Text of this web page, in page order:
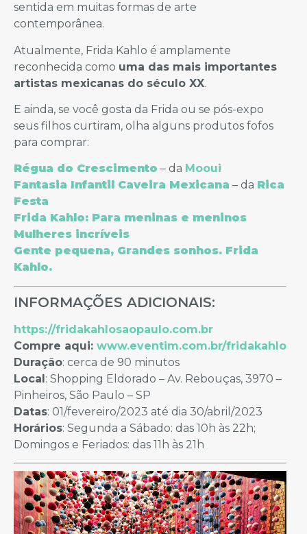
sentida em muitas formas de arte
contemporânea.
Atualmente, Frida Kahlo é amplamente
reconhecida como uma das mais importantes
artistas mexicanas do século XX.
E ainda, se você gosta da Frida ou se pós-expo
seus filhos curtiram, olha alguns produtos fofos
para comprar:
Régua do Crescimento – da Mooui
Fantasia Infantil Caveira Mexicana – da Rica
Festa
Frida Kahlo: Para meninas e meninos
Mulheres incríveis
Gente pequena, Grandes sonhos. Frida
Kahlo.
INFORMAÇÕES ADICIONAIS:
https://fridakahlosaopaulo.com.br
Compre aqui: www.eventim.com.br/fridakahlo
Duração: cerca de 90 minutos
Local: Shopping Eldorado – Av. Rebouças, 3970 –
Pinheiros, São Paulo – SP
Datas: 01/fevereiro/2023 até dia 30/abril/2023
Horários: Segunda a Sábado: das 10h às 22h;
Domingos e Feriados: das 11h às 21h